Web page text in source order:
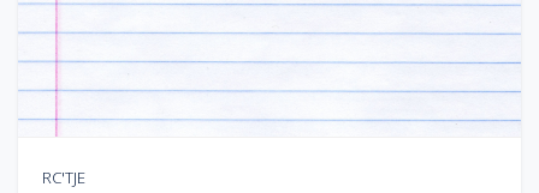
RC'TJE